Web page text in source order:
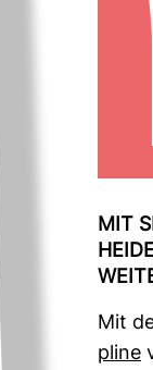
MIT
Mit
pline